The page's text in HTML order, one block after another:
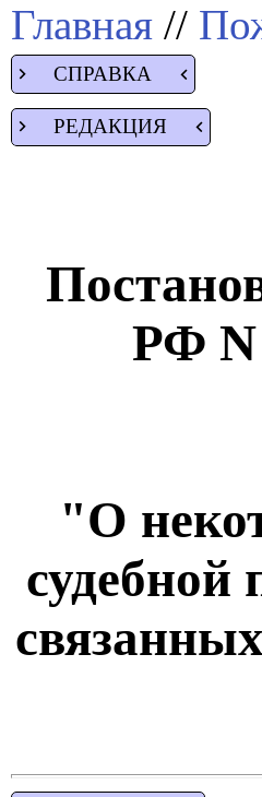
Главная //
СПРАВКА
РЕДАКЦИЯ
РФ N
"О
судебной